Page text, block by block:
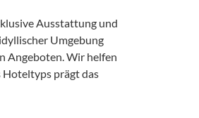
Ausstattung und
Umgebung
Angeboten. Wir helfen
Hoteltyps prägt das